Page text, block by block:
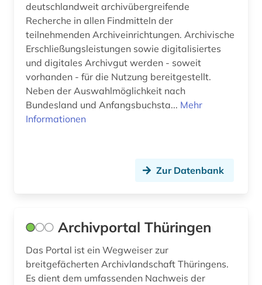
geschichte 400-1700 (1)
geschichte 500-1500 (2)
geschichte 500-1520 (1)
geschichte <1000-1140> (1)
geschichte <1455-1830> (1)
glossar (1)
glosse (1)
goethe (1)
deutschlandweit archivübergreifende
Recherche in allen Findmitteln der
teilnehmenden Archiveinrichtungen. Archivische
Erschließungsleistungen sowie digitalisiertes
und digitales Archivgut werden - soweit
vorhanden - für die Nutzung bereitgestellt.
Neben der Auswahlmöglichkeit nach
Bundesland und Anfangsbuchsta... Mehr
Informationen
Zur Datenbank
Archivportal Thüringen
Das Portal ist ein Wegweiser zur
breitgefächerten Archivlandschaft Thüringens.
Es dient dem umfassenden Nachweis der